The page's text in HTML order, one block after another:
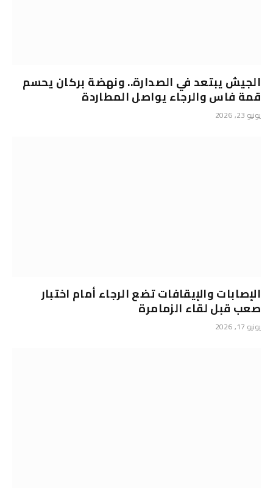
الجيش يبتعد في الصدارة.. ونهضة بركان يحسم
قمة فاس والرجاء يواصل المطاردة
يونيو 23, 2026
الإصابات والإيقافات تضع الرجاء أمام اختبار
صعب قبل لقاء الزمامرة
يونيو 17, 2026